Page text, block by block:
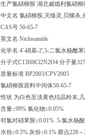
生产氯硝柳胺 湖北威德利氯硝
中文名 氯硝柳胺,灭绦灵,贝螺杀,
CAS号 50-65-7
英文名 Niclosamide
化学名 4'-硝基-2',5-二氯水杨酰
分子式C13H8Cl2N2O4 分子量
质量标准 BP2003/CPV2005
氯硝柳胺原料中间体50-65-7
性状 为白色至淡黄色结晶粉末,
含量≥99% 氯化物≤0.05%
邻氯对硝苯胺≤0.01% 5-氯水杨
水份≤0.5% 灰份≤0.1% 熔点228